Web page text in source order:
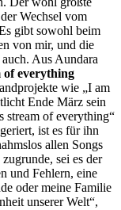
Wechsel vom
gibt sowohl beim
von mir, und die
Aus Aundara
of everything
wie „I am
Ende März sein
stream of everything“
ist es für ihn
allen Songs
sei es der
und Fehlern, eine
oder meine Familie
unserer Welt“,